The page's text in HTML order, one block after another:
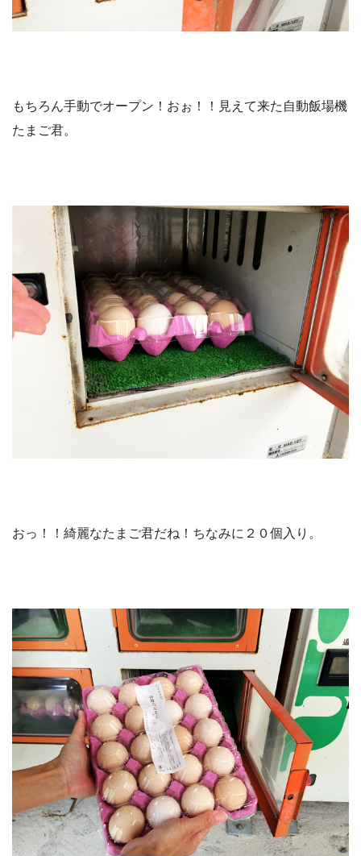
もちろん手動でオープン！おぉ！！見えて来た自動飯場機
たまご君。
おっ！！綺麗なたまご君だね！ちなみに２０個入り。